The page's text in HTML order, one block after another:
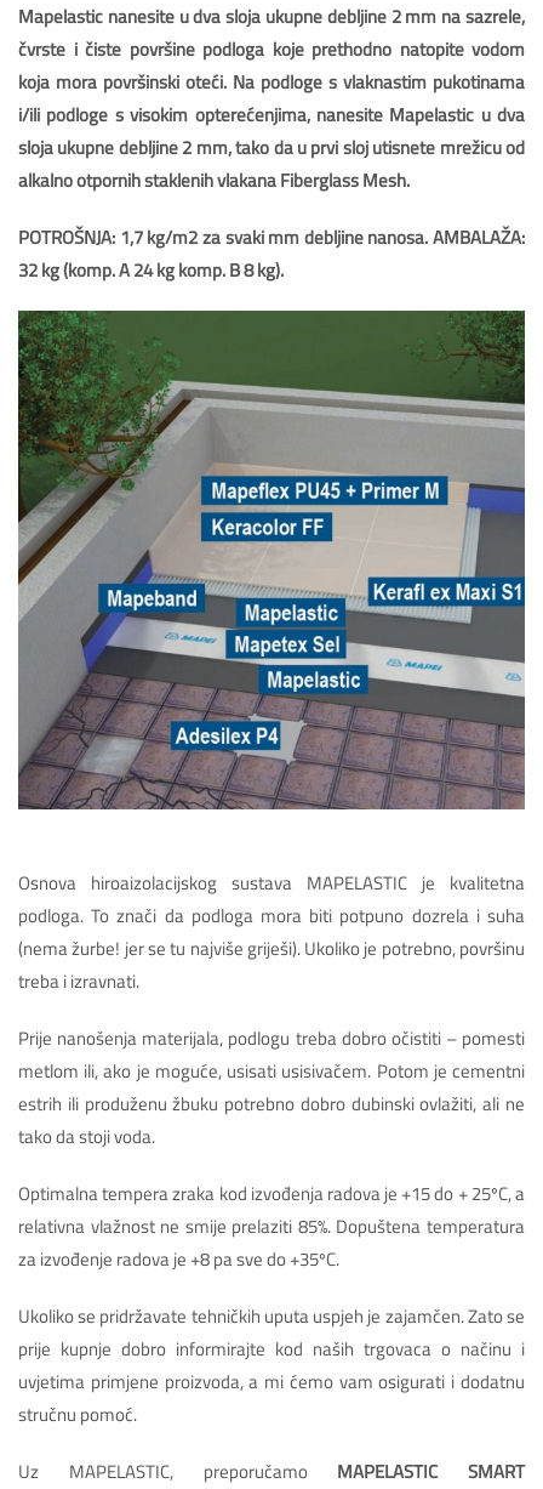
Mapelastic nanesite u dva sloja ukupne debljine 2 mm na sazrele,
čvrste i čiste površine podloga koje prethodno natopite vodom
koja mora površinski oteći. Na podloge s vlaknastim pukotinama
i/ili podloge s visokim opterećenjima, nanesite Mapelastic u dva
sloja ukupne debljine 2 mm, tako da u prvi sloj utisnete mrežicu od
alkalno otpornih staklenih vlakana Fiberglass Mesh.
POTROŠNJA: 1,7 kg/m2 za svaki mm debljine nanosa. AMBALAŽA:
32 kg (komp. A 24 kg komp. B 8 kg).
Osnova hiroaizolacijskog sustava MAPELASTIC je kvalitetna
podloga. To znači da podloga mora biti potpuno dozrela i suha
(nema žurbe! jer se tu najviše griješi). Ukoliko je potrebno, površinu
treba i izravnati.
Prije nanošenja materijala, podlogu treba dobro očistiti – pomesti
metlom ili, ako je moguće, usisati usisivačem. Potom je cementni
estrih ili produženu žbuku potrebno dobro dubinski ovlažiti, ali ne
tako da stoji voda.
Optimalna tempera zraka kod izvođenja radova je +15 do + 25ºC, a
relativna vlažnost ne smije prelaziti 85%. Dopuštena temperatura
za izvođenje radova je +8 pa sve do +35ºC.
Ukoliko se pridržavate tehničkih uputa uspjeh je zajamčen. Zato se
prije kupnje dobro informirajte kod naših trgovaca o načinu i
uvjetima primjene proizvoda, a mi ćemo vam osigurati i dodatnu
stručnu pomoć.
Uz MAPELASTIC, preporučamo MAPELASTIC SMART